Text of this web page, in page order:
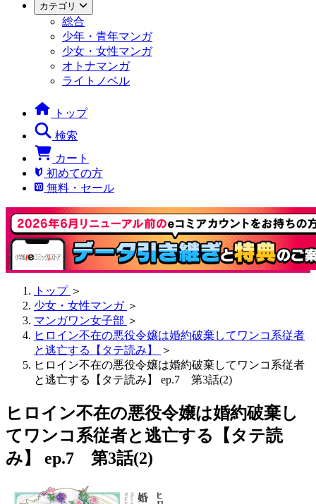
カテゴリ
総合
少年・青年マンガ
少女・女性マンガ
オトナマンガ
ライトノベル
トップ
検索
カート
初めての方
無料・セール
トップ ＞
少女・女性マンガ ＞
マンガワン女子部 ＞
ヒロイン不在の悪役令嬢は婚約破棄してワンコ系従者
と逃亡する【タテ読み】
＞
ヒロイン不在の悪役令嬢は婚約破棄してワンコ系従者
と逃亡する【タテ読み】 ep.7 第3話(2)
ヒロイン不在の悪役令嬢は婚約破棄し
てワンコ系従者と逃亡する【タテ読
み】 ep.7 第3話(2)